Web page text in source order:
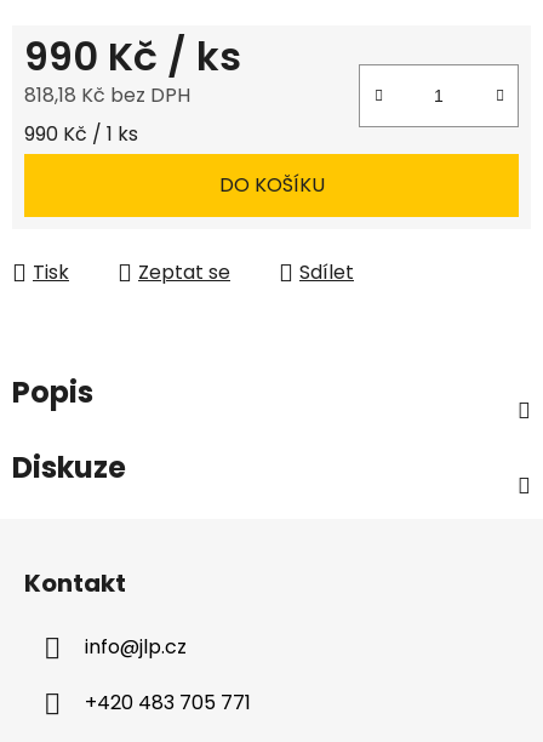
990 Kč / ks
818,18 Kč bez DPH
Měrná cena:
990 Kč / 1 ks
DO KOŠÍKU
Tisk Zeptat se Sdílet
Popis
Diskuze
Kontakt
info@jlp.cz
+420 483 705 771